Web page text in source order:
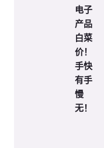
电子
产品
白菜
价！
手快
有手
慢
无！